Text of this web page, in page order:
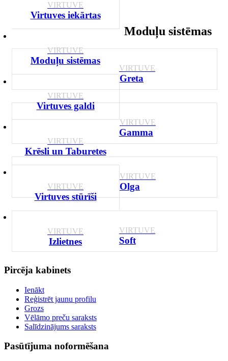
VIRTUVE
Virtuves iekārtas
VIRTUVE
Moduļu sistēmas
VIRTUVE
Virtuves galdi
VIRTUVE
Krēsli un Taburetes
VIRTUVE
Virtuves stūrīši
VIRTUVE
Izlietnes
Moduļu sistēmas
VIRTUVE
Greta
VIRTUVE
Gamma
VIRTUVE
Olga
VIRTUVE
Soft
Pircēja kabinets
Ienākt
Reģistrēt jaunu profilu
Grozs
Vēlāmo preču saraksts
Salīdzinājums saraksts
Pasūtījuma noformēšana